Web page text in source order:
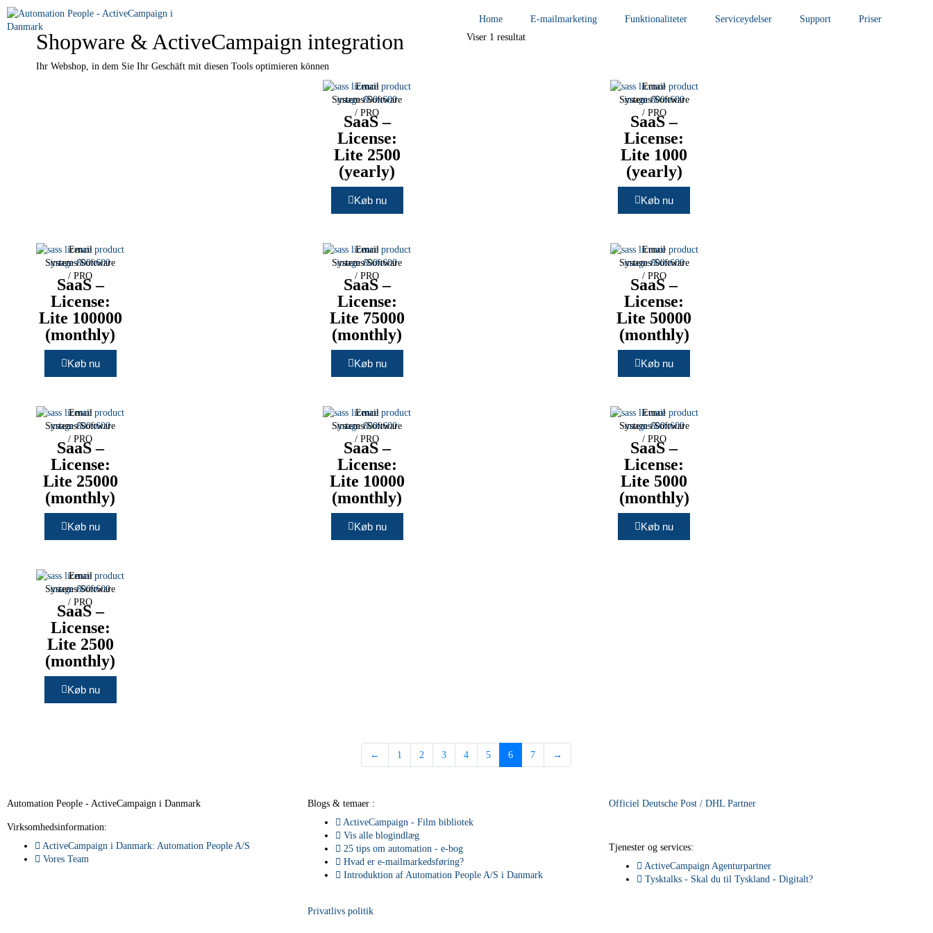
Home E-mailmarketing Funktionaliteter Serviceydelser Support Priser
Shopware & ActiveCampaign integration
Ihr Webshop, in dem Sie Ihr Geschäft mit diesen Tools optimieren können
Viser 1 resultat
Email
Systems/Software
/ PRO
SaaS –
License:
Lite 2500
(yearly)
Køb nu
Email
Systems/Software
/ PRO
SaaS –
License:
Lite 1000
(yearly)
Køb nu
Email
Systems/Software
/ PRO
SaaS –
License:
Lite 100000
(monthly)
Køb nu
Email
Systems/Software
/ PRO
SaaS –
License:
Lite 75000
(monthly)
Køb nu
Email
Systems/Software
/ PRO
SaaS –
License:
Lite 50000
(monthly)
Køb nu
Email
Systems/Software
/ PRO
SaaS –
License:
Lite 25000
(monthly)
Køb nu
Email
Systems/Software
/ PRO
SaaS –
License:
Lite 10000
(monthly)
Køb nu
Email
Systems/Software
/ PRO
SaaS –
License:
Lite 5000
(monthly)
Køb nu
Email
Systems/Software
/ PRO
SaaS –
License:
Lite 2500
(monthly)
Køb nu
← 1 2 3 4 5 6 7 →
Automation People - ActiveCampaign i Danmark
Virksomhedsinformation:
ActiveCampaign i Danmark: Automation People A/S
Vores Team
Blogs & temaer :
ActiveCampaign - Film bibliotek
Vis alle blogindlæg
25 tips om automation - e-bog
Hvad er e-mailmarkedsføring?
Introduktion af Automation People A/S i Danmark
Privatlivs politik
Officiel Deutsche Post / DHL Partner
Tjenester og services:
ActiveCampaign Agenturpartner
Tysktalks - Skal du til Tyskland - Digitalt?